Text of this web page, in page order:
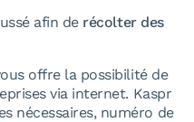
afin de récolter des
offre la possibilité de
via internet. Kaspr
nécessaires, numéro de